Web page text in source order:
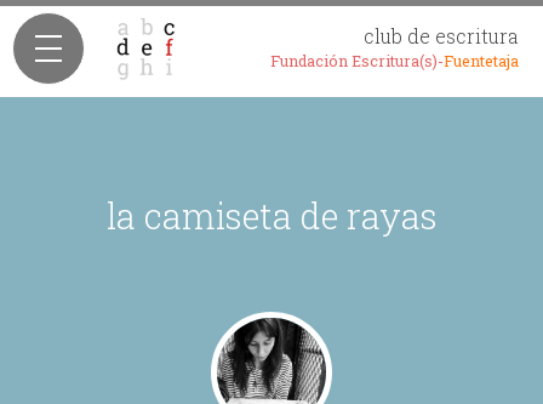
club de escritura
Fundación Escritura(s)-Fuentetaja
la camiseta de rayas